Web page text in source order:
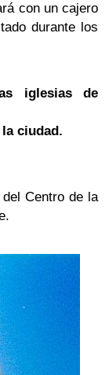
con un cajero
durante los
iglesias de
ciudad.
Centro de la